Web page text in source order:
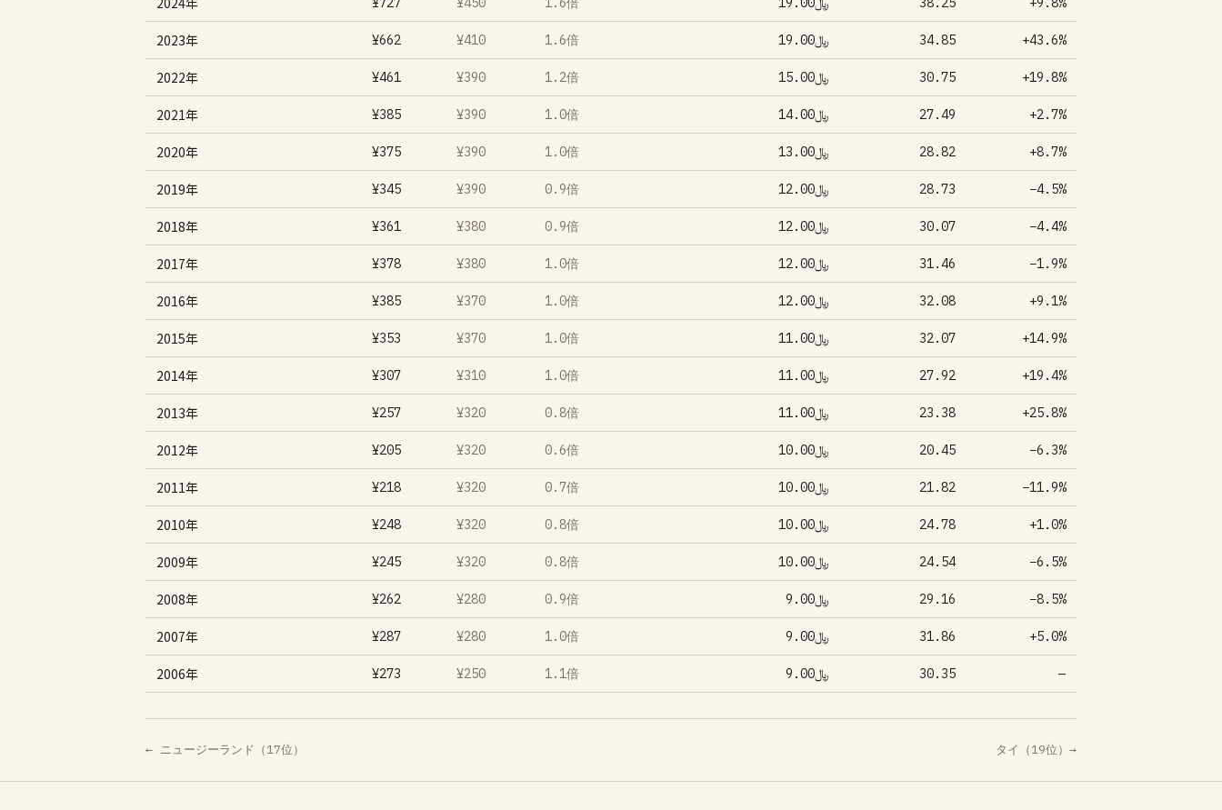
2023年 ¥662 ¥410 1.6倍 ﷼19.00 34.85 +43.6%
2022年 ¥461 ¥390 1.2倍 ﷼15.00 30.75 +19.8%
2021年 ¥385 ¥390 1.0倍 ﷼14.00 27.49 +2.7%
2020年 ¥375 ¥390 1.0倍 ﷼13.00 28.82 +8.7%
2019年 ¥345 ¥390 0.9倍 ﷼12.00 28.73 −4.5%
2018年 ¥361 ¥380 0.9倍 ﷼12.00 30.07 −4.4%
2017年 ¥378 ¥380 1.0倍 ﷼12.00 31.46 −1.9%
2016年 ¥385 ¥370 1.0倍 ﷼12.00 32.08 +9.1%
2015年 ¥353 ¥370 1.0倍 ﷼11.00 32.07 +14.9%
2014年 ¥307 ¥310 1.0倍 ﷼11.00 27.92 +19.4%
2013年 ¥257 ¥320 0.8倍 ﷼11.00 23.38 +25.8%
2012年 ¥205 ¥320 0.6倍 ﷼10.00 20.45 −6.3%
2011年 ¥218 ¥320 0.7倍 ﷼10.00 21.82 −11.9%
2010年 ¥248 ¥320 0.8倍 ﷼10.00 24.78 +1.0%
2009年 ¥245 ¥320 0.8倍 ﷼10.00 24.54 −6.5%
2008年 ¥262 ¥280 0.9倍 ﷼9.00 29.16 −8.5%
2007年 ¥287 ¥280 1.0倍 ﷼9.00 31.86 +5.0%
2006年 ¥273 ¥250 1.1倍 ﷼9.00 30.35 —
← ニュージーランド（17位） タイ（19位）→